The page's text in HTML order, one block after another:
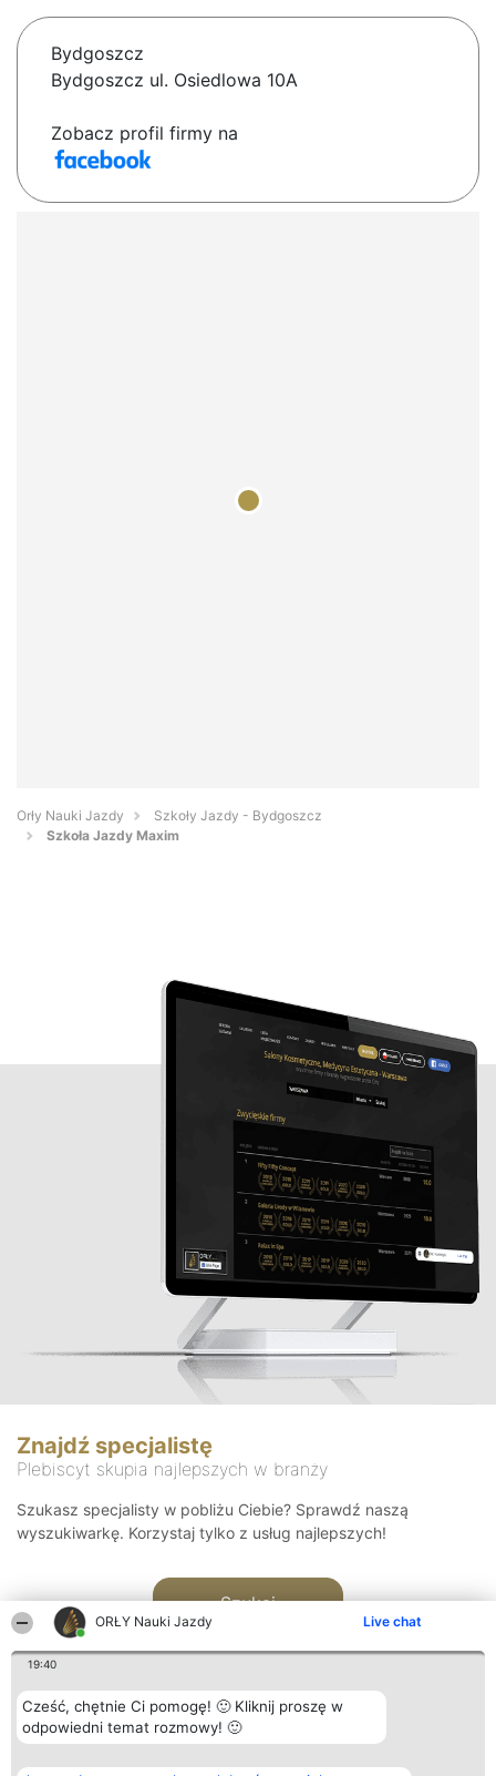
ORŁY Nauki Jazdy Live chat
19:40
Cześć, chętnie Ci pomogę! 🙂 Kliknij proszę w
odpowiedni temat rozmowy! 🙂
Bydgoszcz
Bydgoszcz ul. Osiedlowa 10A
Zobacz profil firmy na
Orły Nauki Jazdy
Szkoły Jazdy - Bydgoszcz
Szkoła Jazdy Maxim
Znajdź specjalistę
Plebiscyt skupia najlepszych w branży
Szukasz specjalisty w pobliżu Ciebie? Sprawdź naszą
wyszukiwarkę. Korzystaj tylko z usług najlepszych!
Szukaj
Organizator plebiscytu Plebiscyt Kontakt